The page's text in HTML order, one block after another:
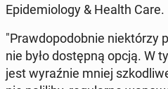
Epi­de­mio­lo­gy & Health Care.
"Praw­do­po­dob­nie nie­któ­rzy
nie było do­stęp­ną opcją. W
jest wy­raź­nie mniej